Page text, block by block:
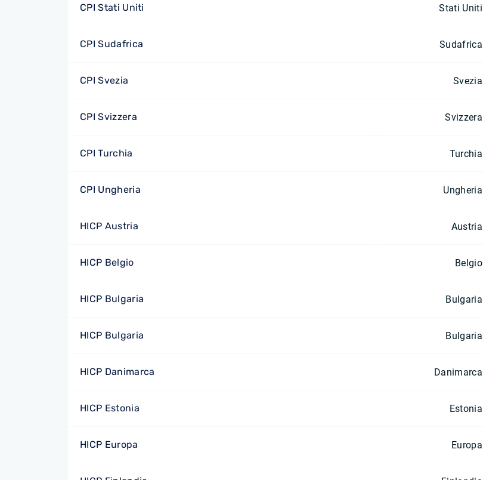
CPI Stati Uniti Stati Uniti
CPI Sudafrica Sudafrica
CPI Svezia Svezia
CPI Svizzera Svizzera
CPI Turchia Turchia
CPI Ungheria Ungheria
HICP Austria Austria
HICP Belgio Belgio
HICP Bulgaria Bulgaria
HICP Bulgaria Bulgaria
HICP Danimarca Danimarca
HICP Estonia Estonia
HICP Europa Europa